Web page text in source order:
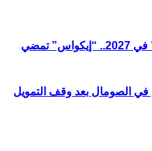
إطلاق العملة الموحدة “إيكو” في 2027.. “إيكواس” تمضي
الصومال بعد وقف التمويل